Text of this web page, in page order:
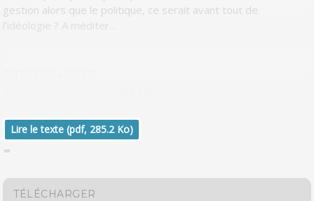
gestion alors que le politique, ce serait avant tout de
l’idéologie ? A méditer…
Lire le texte (pdf, 285.2 Ko)
TÉLÉCHARGER